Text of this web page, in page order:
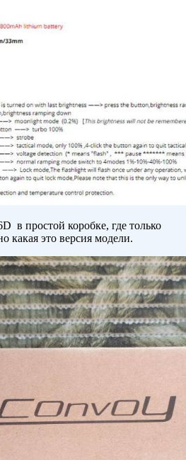
в простой коробке, где только
какая это версия модели.